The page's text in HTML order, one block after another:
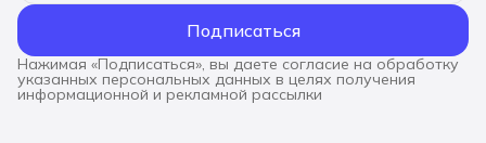
Подписаться
Нажимая «Подписаться», вы даете согласие на обработку
указанных персональных данных в целях получения
информационной и рекламной рассылки